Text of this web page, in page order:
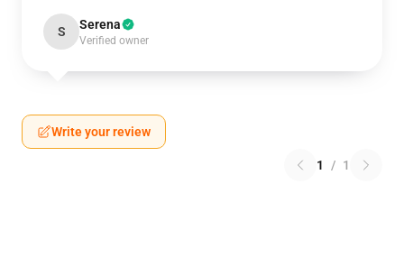
S Serena
Verified owner
Write your review
1 / 1